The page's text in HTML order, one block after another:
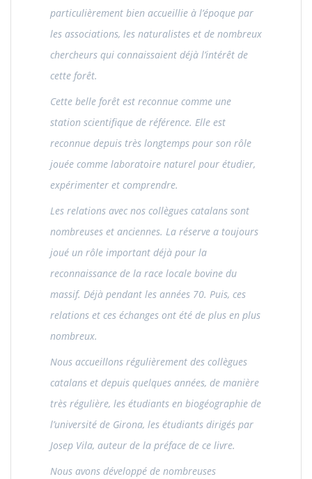
particulièrement bien accueillie à l’époque par
les associations, les naturalistes et de nombreux
chercheurs qui connaissaient déjà l’intérêt de
cette forêt.
Cette belle forêt est reconnue comme une
station scientifique de référence. Elle est
reconnue depuis très longtemps pour son rôle
jouée comme laboratoire naturel pour étudier,
expérimenter et comprendre.
Les relations avec nos collègues catalans sont
nombreuses et anciennes. La réserve a toujours
joué un rôle important déjà pour la
reconnaissance de la race locale bovine du
massif. Déjà pendant les années 70. Puis, ces
relations et ces échanges ont été de plus en plus
nombreux.
Nous accueillons régulièrement des collègues
catalans et depuis quelques années, de manière
très régulière, les étudiants en biogéographie de
l’université de Girona, les étudiants dirigés par
Josep Vila, auteur de la préface de ce livre.
Nous avons développé de nombreuses